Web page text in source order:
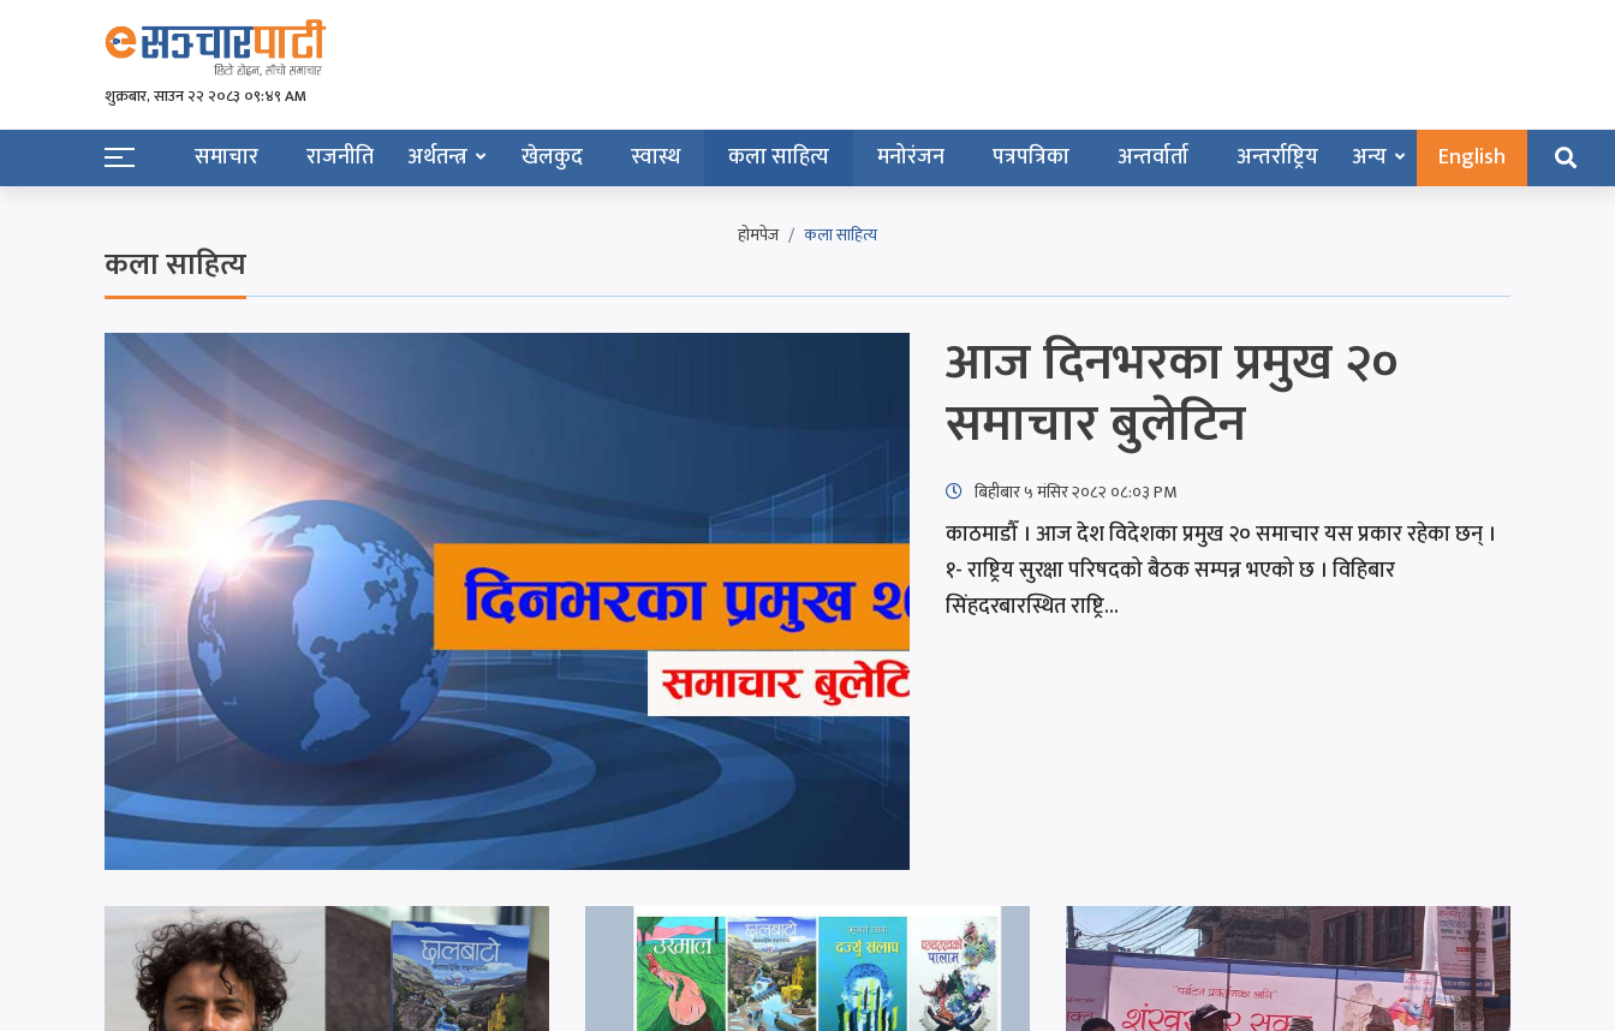
शुक्रबार​, साउन २२ २०८३ ०९:४९ AM
समाचार राजनीति अर्थतन्त्र खेलकुद स्वास्थ कला साहित्य मनोरंजन पत्रपत्रिका अन्तर्वार्ता अन्तर्राष्ट्रिय अन्य English
होमपेज कला साहित्य
कला साहित्य
आज दिनभरका प्रमुख २०
समाचार बुलेटिन
बिहीबार ५ मंसिर २०८२ ०८:०३ PM
काठमाडौँ । आज देश विदेशका प्रमुख २० समाचार यस प्रकार रहेका छन् ।
१- राष्ट्रिय सुरक्षा परिषदको बैठक सम्पन्न भएको छ । विहिबार
सिंहदरबारस्थित राष्ट्रि...